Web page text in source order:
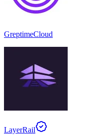
GreptimeCloud
LayerRail